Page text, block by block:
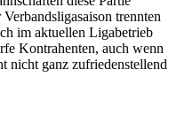
trennten
im aktuellen Ligabetrieb
Kontrahenten, auch wenn
nicht ganz zufriedenstellend